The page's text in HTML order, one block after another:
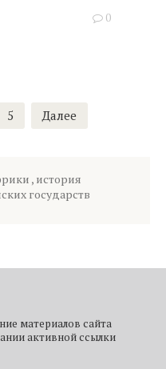
0
5 Далее
, история
государств
материалов сайта
активной ссылки